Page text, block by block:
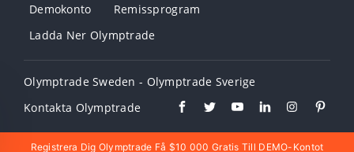
Demokonto
Remissprogram
Ladda Ner Olymptrade
Olymptrade Sweden - Olymptrade Sverige
Kontakta Olymptrade
Registrera Dig Olymptrade Få $10 000 Gratis Till DEMO-Kontot